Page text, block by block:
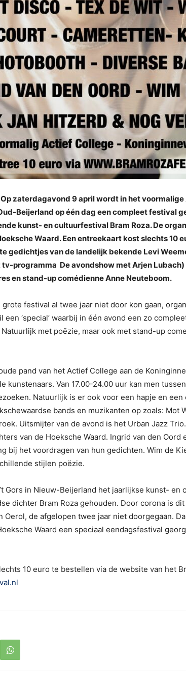
zaterdagavond 9 april wordt in het
Beijerland op één dag een compleet festival
kunst- en cultuurfestival Bram Roza. De
Waard. Een entreekaart kost slechts 10
gedichtjes van de landelijk bekende Levi
tv-programma De avondshow met Arjen Lubach)
en stand-up comédienne Anne Neuteboom.
grote festival al twee jaar niet door kon gaan,
een ‘special’ waarbij in één avond een zo
met poëzie, maar ook met stand-up
pand van het Actief College aan de
kunstenaars. Van 17.00-24.00 uur kan men
Natuurlijk is er ook voor een hapje en
bands en muzikanten op zoals: Mot
Uitsmijter van de avond is het Urban Jazz
van de Hoeksche Waard. Ingrid van den Oord
bij het voordragen van hun gedichten. Wim de
stijlen poëzie.
Gors in Nieuw-Beijerland het jaarlijkse kunst- en
dichter Bram Roza gehouden. Door corona is
Oerol, de afgelopen twee jaar niet doorgegaan.
Waard een speciaal eendagsfestival
10 euro te bestellen via de website van het